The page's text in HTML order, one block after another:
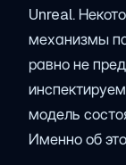
Unreal.
механизмы
равно не
модель
Именно об